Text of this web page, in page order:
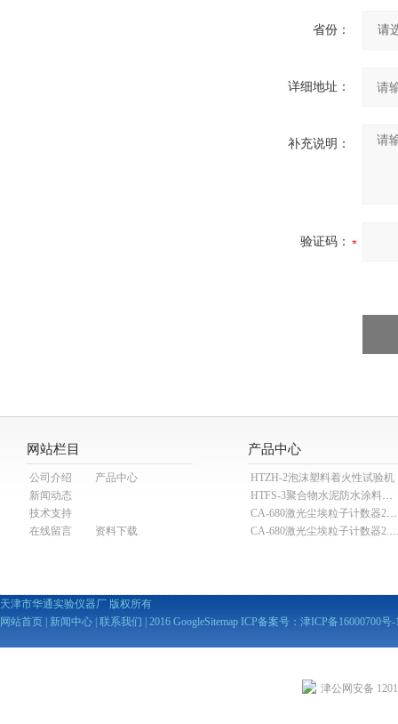
省份：
详细地址：
补充说明：
验证码：
网站栏目
公司介绍
产品中心
新闻动态
技术支持
在线留言
资料下载
产品中心
HTZH-2泡沫塑料着火性试验机
HTFS-3聚合物水泥防水涂料分散机
CA-680激光尘埃粒子计数器28.3L
CA-680激光尘埃粒子
天津市华通实验仪器厂 版权所有
网站首页
新闻中心 联系我们 | 2016 GoogleSitemap ICP备案号： 津ICP备16000700号-
津公网安备